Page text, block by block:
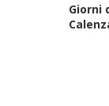
Giorni